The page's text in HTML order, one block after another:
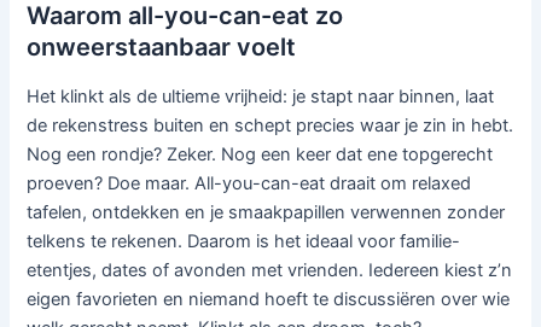
Waarom all-you-can-eat zo
onweerstaanbaar voelt
Het klinkt als de ultieme vrijheid: je stapt naar binnen, laat
de rekenstress buiten en schept precies waar je zin in hebt.
Nog een rondje? Zeker. Nog een keer dat ene topgerecht
proeven? Doe maar. All-you-can-eat draait om relaxed
tafelen, ontdekken en je smaakpapillen verwennen zonder
telkens te rekenen. Daarom is het ideaal voor familie-
etentjes, dates of avonden met vrienden. Iedereen kiest z’n
eigen favorieten en niemand hoeft te discussiëren over wie